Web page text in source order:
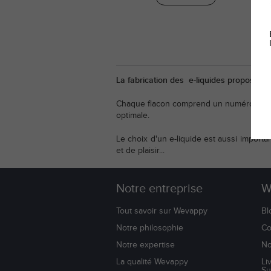
La fabrication des e-liquides proposés
Chaque flacon comprend un numéro
optimale.
Le choix d'un e-liquide est aussi
et de plaisir...
Notre entreprise
Tout savoir sur Wevappy
Notre philosophie
Notre expertise
La qualité Wevappy